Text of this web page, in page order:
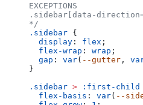
EXCEPTIONS
.sidebar[data-
*/
.sidebar {
  display
: flex ;
  flex-wrap
: wrap ;
  gap
: var( --gutter ,
}
.sidebar > :first-child
  flex-basis
: var( --